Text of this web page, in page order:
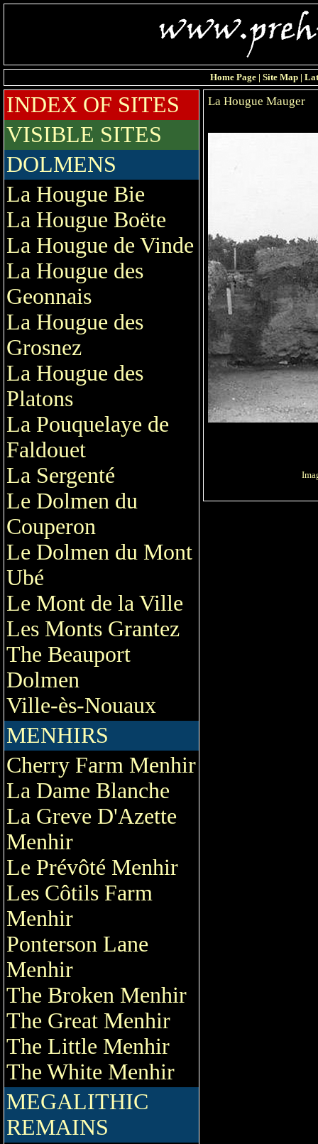
Home Page | Site Map |
INDEX OF SITES
VISIBLE SITES
DOLMENS
La Hougue Bie
La Hougue Boëte
La Hougue de Vinde
La Hougue des
Geonnais
La Hougue des
Grosnez
La Hougue des
Platons
La Pouquelaye de
Faldouet
La Sergenté
Le Dolmen du
Couperon
Le Dolmen du Mont
Ubé
Le Mont de la Ville
Les Monts Grantez
The Beauport
Dolmen
Ville-ès-Nouaux
MENHIRS
Cherry Farm Menhir
La Dame Blanche
La Greve D'Azette
Menhir
Le Prévôté Menhir
Les Côtils Farm
Menhir
Ponterson Lane
Menhir
The Broken Menhir
The Great Menhir
The Little Menhir
The White Menhir
MEGALITHIC
REMAINS
La Hougue Mauger